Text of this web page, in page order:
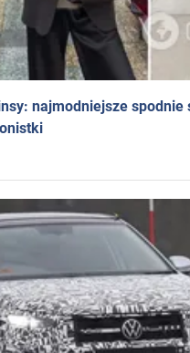
najmodniejsze spodnie